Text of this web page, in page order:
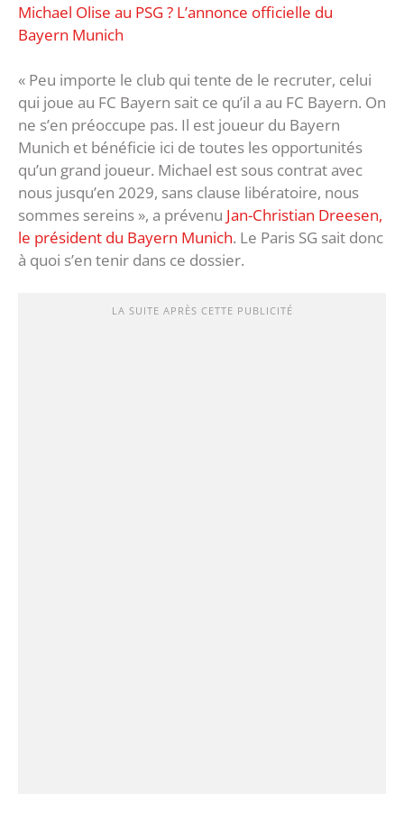
Michael Olise au PSG ? L’annonce officielle du
Bayern Munich
« Peu importe le club qui tente de le recruter, celui
qui joue au FC Bayern sait ce qu’il a au FC Bayern. On
ne s’en préoccupe pas. Il est joueur du Bayern
Munich et bénéficie ici de toutes les opportunités
qu’un grand joueur. Michael est sous contrat avec
nous jusqu’en 2029, sans clause libératoire, nous
sommes sereins », a prévenu Jan-Christian Dreesen,
le président du Bayern Munich. Le Paris SG sait donc
à quoi s’en tenir dans ce dossier.
LA SUITE APRÈS CETTE PUBLICITÉ